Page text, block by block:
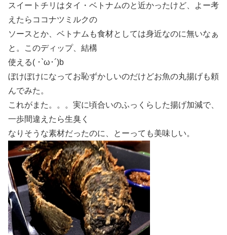
スイートチリはタイ・ベトナムのと近かったけど、よー考
えたらココナツミルクの
ソースとか、ベトナムも食材としては身近なのに無いなぁ
と。このディップ、結構
使える( ･`ω･´)b
ぼけぼけになってお恥ずかしいのだけどお魚の丸揚げも頼
んでみた。
これがまた。。。実に頃合いのふっくらした揚げ加減で、
一歩間違えたら生臭く
なりそうな素材だったのに、とーっても美味しい。